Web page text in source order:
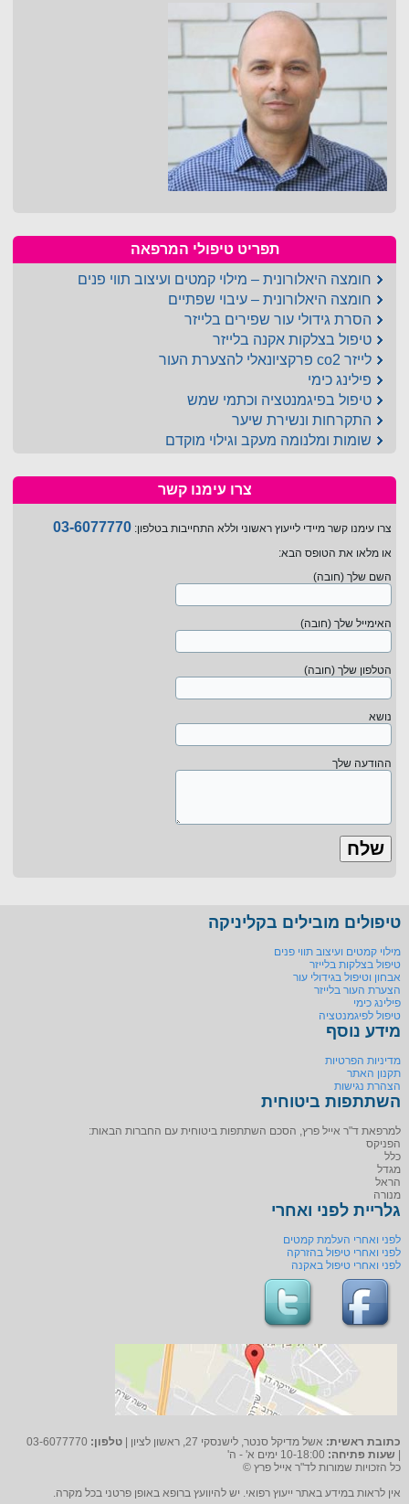
תפריט טיפולי המרפאה
חומצה היאלורונית – מילוי קמטים ועיצוב תווי פנים
חומצה היאלורונית – עיבוי שפתיים
הסרת גידולי עור שפירים בלייזר
טיפול בצלקות אקנה בלייזר
לייזר co2 פרקציונאלי להצערת העור
פילינג כימי
טיפול בפיגמנטציה וכתמי שמש
התקרחות ונשירת שיער
שומות ומלנומה מעקב וגילוי מוקדם
צרו עימנו קשר
צרו עימנו קשר מיידי לייעוץ ראשוני וללא התחייבות בטלפון:03-6077770
או מלאו את הטופס הבא:
השם שלך (חובה)
האימייל שלך (חובה)
הטלפון שלך (חובה)
נושא
ההודעה שלך
טיפולים מובילים בקליניקה
מילוי קמטים ועיצוב תווי פנים
טיפול בצלקות בלייזר
אבחון וטיפול בגידולי עור
הצערת העור בלייזר
פילינג כימי
טיפול לפיגמנטציה
מידע נוסף
מדיניות הפרטיות
תקנון האתר
הצהרת נגישות
השתתפות ביטוחית
למרפאת ד"ר אייל פרץ, הסכם השתתפות ביטוחית עם החברות הבאות:
הפניקס
כלל
מגדל
הראל
מנורה
גלריית לפני ואחרי
לפני ואחרי העלמת קמטים
לפני ואחרי טיפול בהזרקה
לפני ואחרי טיפול באקנה
כתובת ראשית: אשל מדיקל סנטר, לישנסקי 27, ראשון לציון | טלפון: 03-6077770
| שעות פתיחה:
כל הזכויות שמורות לד"ר אייל פרץ ©
אין לראות במידע באתר ייעוץ רפואי. יש להיוועץ ברופא באופן פרטני בכל מקרה.